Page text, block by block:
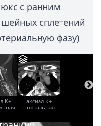
с ранним
сплетений
фазу)
К+
аксиал К+
портальная